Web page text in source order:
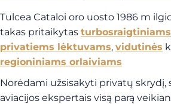
Tulcea Cataloi oro uosto 1986 m
takas pritaikytas turbosraigtiniams
privatiems lėktuvams, vidutinės
regioniniams orlaiviams
Norėdami užsisakyti privatų skrydį,
aviacijos ekspertais visą parą